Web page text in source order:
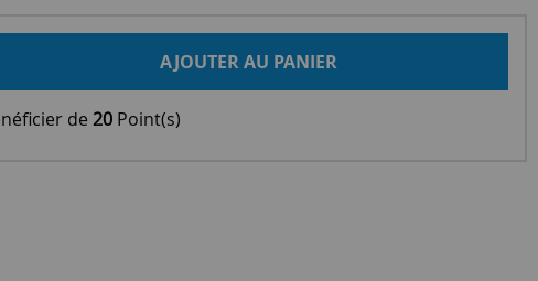
AJOUTER AU PANIER
de 20 Point(s)